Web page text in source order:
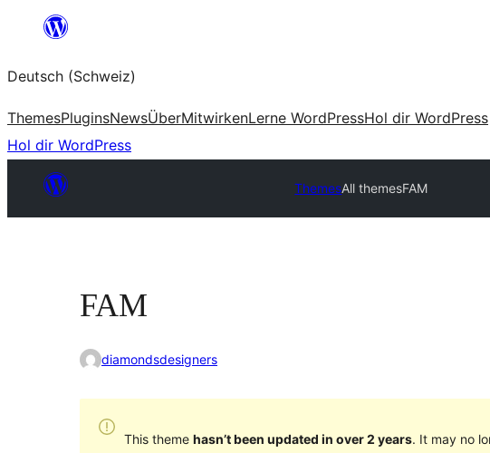
springen
Deutsch (Schweiz)
ThemesPluginsNewsÜberMitwirkenLerne WordPressHol dir WordPress
Hol dir WordPress
ThemesAll themesFAM
FAM
diamondsdesigners
This theme hasn’t been updated in over 2 years. It may no